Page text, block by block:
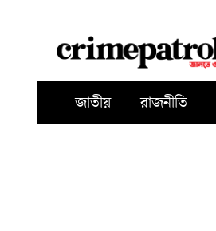
জাতীয় রাজনীতি